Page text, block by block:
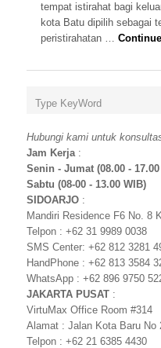
tempat istirahat bagi
kota Batu dipilih sebagai
peristirahatan …
Hubungi kami untuk
Jam Kerja:
Senin - Jumat (08.00 -
Sabtu (08-00 - 13.00 WIB)
SIDOARJO :
Mandiri Residence F6 No. 8
Telpon : +62 31 9989 0038
SMS Center: +62 812 3281
HandPhone : +62 813 3584
WhatsApp : +62 896 9750
JAKARTA PUSAT :
VirtuMax Office Room #314
Alamat : Jalan Kota Baru No
Telpon : +62 21 6385 4430